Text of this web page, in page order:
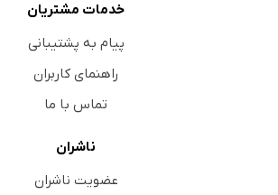
خدمات مشتریان
پیام به پشتیبانی
راهنمای کاربران
تماس با ما
ناشران
عضویت ناشران